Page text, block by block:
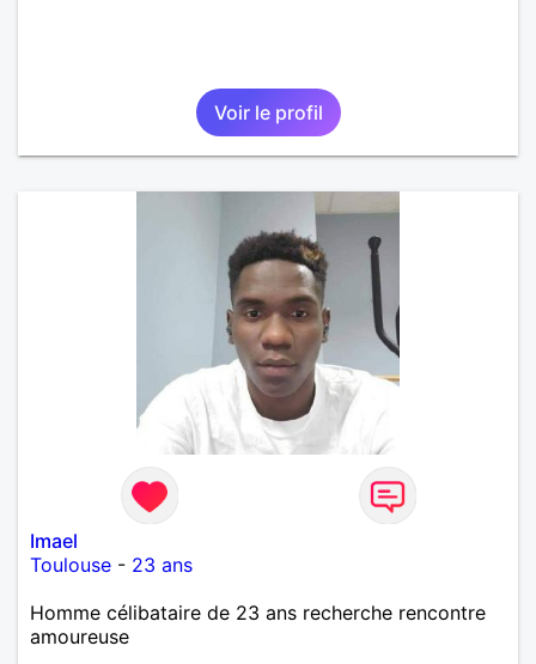
Voir le profil
Imael
Toulouse - 23 ans
Homme célibataire de 23 ans recherche rencontre
amoureuse